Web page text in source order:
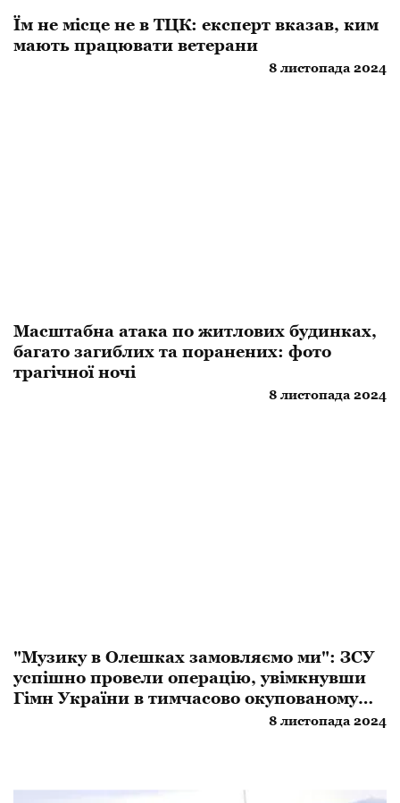
Їм не місце не в ТЦК: експерт вказав, ким
мають працювати ветерани
8 листопада 2024
Масштабна атака по житлових будинках,
багато загиблих та поранених: фото
трагічної ночі
8 листопада 2024
​"Музику в Олешках замовляємо ми": ЗСУ
успішно провели операцію, увімкнувши
Гімн України в тимчасово окупованому
8 листопада 2024